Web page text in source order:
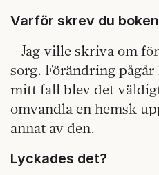
Varför skrev du
– Jag ville skriva om
sorg. Förändring
mitt fall blev det
omvandla en hemsk
annat av den.
Lyckades det?